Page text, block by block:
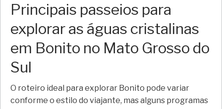
Principais passeios para
explorar as águas cristalinas
em Bonito no Mato Grosso do
Sul
O roteiro ideal para explorar Bonito pode variar
conforme o estilo do viajante, mas alguns programas